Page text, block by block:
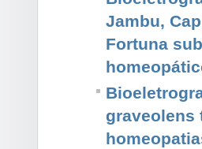
Jambu,
Fortuna
graveolens